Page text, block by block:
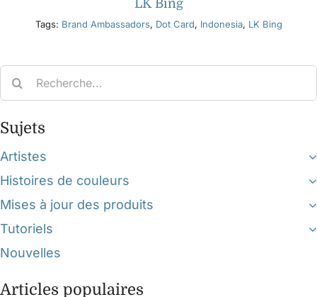
LK Bing
Tags: Brand Ambassadors, Dot Card, Indonesia, LK Bing
Sujets
Artistes
Histoires de couleurs
Mises à jour des produits
Tutoriels
Nouvelles
Articles populaires